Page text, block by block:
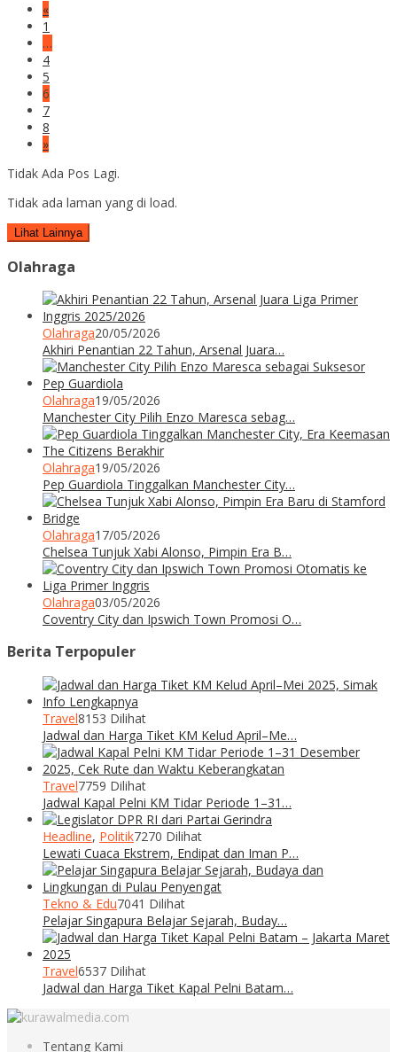
«
1
…
4
5
6
7
8
»
Tidak Ada Pos Lagi.
Tidak ada laman yang di load.
Lihat Lainnya
Olahraga
Olahraga20/05/2026
Akhiri Penantian 22 Tahun, Arsenal Juara…
Olahraga19/05/2026
Manchester City Pilih Enzo Maresca sebag…
Olahraga19/05/2026
Pep Guardiola Tinggalkan Manchester City…
Olahraga17/05/2026
Chelsea Tunjuk Xabi Alonso, Pimpin Era B…
Olahraga03/05/2026
Coventry City dan Ipswich Town Promosi O…
Berita Terpopuler
Travel8153 Dilihat
Jadwal dan Harga Tiket KM Kelud April–Me…
Travel7759 Dilihat
Jadwal Kapal Pelni KM Tidar Periode 1–31…
Headline, Politik7270 Dilihat
Lewati Cuaca Ekstrem, Endipat dan Iman P…
Tekno & Edu7041 Dilihat
Pelajar Singapura Belajar Sejarah, Buday…
Travel6537 Dilihat
Jadwal dan Harga Tiket Kapal Pelni Batam…
Tentang Kami